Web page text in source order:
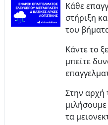
Κάθε
στήριξη
του
Κάντε το
μπείτε
Στην αρχή
τα